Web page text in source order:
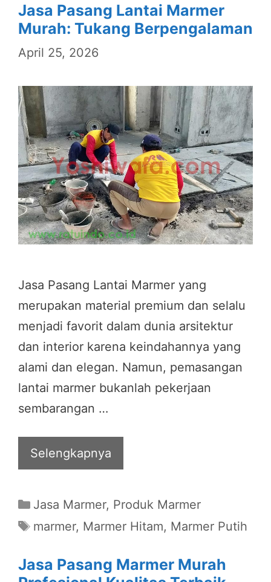
Jasa Pasang Lantai Marmer
Murah: Tukang Berpengalaman
April 25, 2026
Jasa Pasang Lantai Marmer yang
merupakan material premium dan selalu
menjadi favorit dalam dunia arsitektur
dan interior karena keindahannya yang
alami dan elegan. Namun, pemasangan
lantai marmer bukanlah pekerjaan
sembarangan …
Selengkapnya
Categories
Jasa Marmer, Produk Marmer
Tags
marmer, Marmer Hitam, Marmer Putih
Jasa Pasang Marmer Murah